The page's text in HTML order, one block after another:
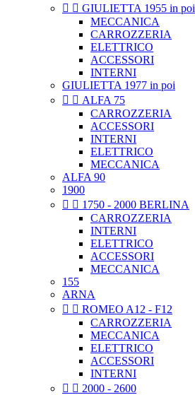
  GIULIETTA 1955 in poi
MECCANICA
CARROZZERIA
ELETTRICO
ACCESSORI
INTERNI
GIULIETTA 1977 in poi
  ALFA 75
CARROZZERIA
ACCESSORI
INTERNI
ELETTRICO
MECCANICA
ALFA 90
1900
  1750 - 2000 BERLINA
CARROZZERIA
INTERNI
ELETTRICO
ACCESSORI
MECCANICA
155
ARNA
  ROMEO A12 - F12
CARROZZERIA
MECCANICA
ELETTRICO
ACCESSORI
INTERNI
  2000 - 2600